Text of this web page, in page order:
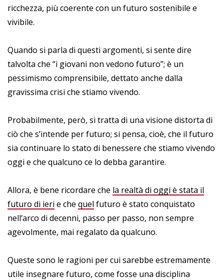
ricchezza, più coerente con un futuro sostenibile e
vivibile.
Quando si parla di questi argomenti, si sente dire
talvolta che “i giovani non vedono futuro”; è un
pessimismo comprensibile, dettato anche dalla
gravissima crisi che stiamo vivendo.
Probabilmente, però, si tratta di una visione distorta di
ciò che s’intende per futuro; si pensa, cioè, che il futuro
sia continuare lo stato di benessere che stiamo vivendo
oggi e che qualcuno ce lo debba garantire.
Allora, è bene ricordare che la realtà di oggi è stata il
futuro di ieri e che quel futuro è stato conquistato
nell’arco di decenni, passo per passo, non sempre
agevolmente, mai regalato da qualcuno.
Queste sono le ragioni per cui sarebbe estremamente
utile insegnare futuro, come fosse una disciplina